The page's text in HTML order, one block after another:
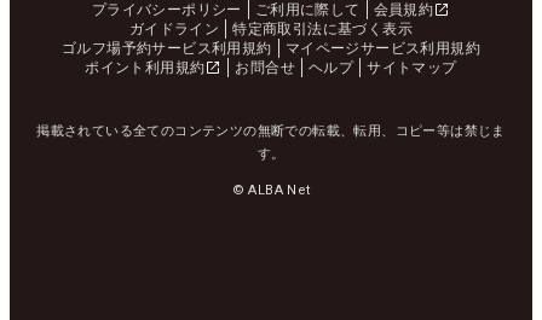
プライバシーポリシー
ご利用に際して
会員規約
ガイドライン
特定商取引法に基づく表示
ゴルフ場予約サービス利用規約
マイページサービス利用規約
ポイント利用規約
お問合せ ヘルプ サイトマップ
掲載されている全てのコンテンツの無断での転載、転用、コピー等は禁じま
す。
© ALBA Net